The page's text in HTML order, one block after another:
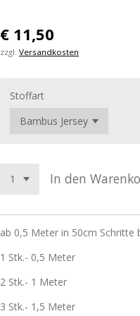
€ 11,50
zzgl. Versandkosten
Stoffart
In den
ab 0,5 Meter in 50cm Schritte
1 Stk.- 0,5 Meter
2 Stk.- 1 Meter
3 Stk.- 1,5 Meter